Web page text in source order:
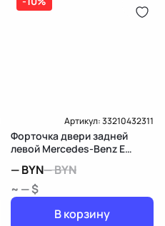
Артикул:33210432311
Форточка двери задней
левой Mercedes-Benz E
—BYN—BYN
~ — $
В корзину